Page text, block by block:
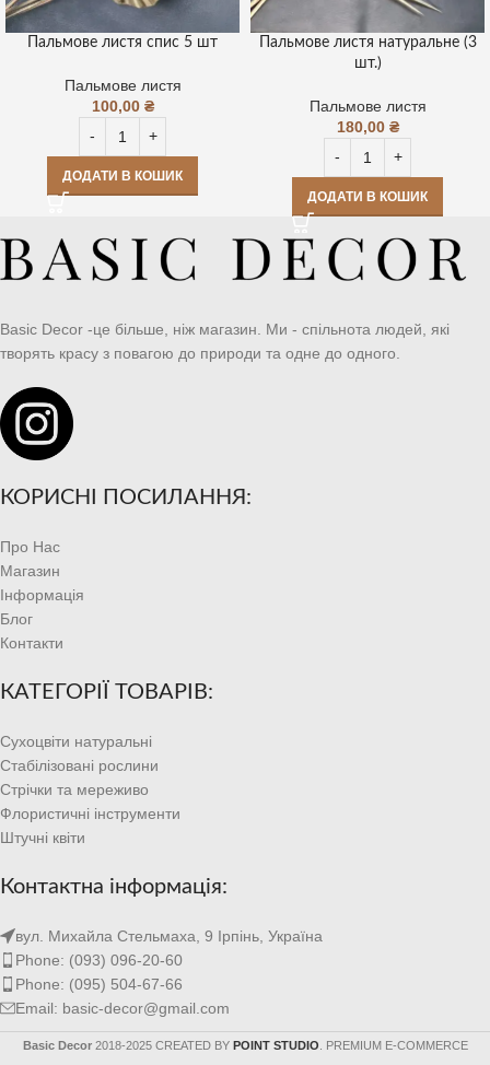
Пальмове листя спис 5 шт
Пальмове листя
100,00 ₴
ДОДАТИ В КОШИК
Пальмове листя натуральне (3
шт.)
Пальмове листя
180,00 ₴
ДОДАТИ В КОШИК
Basic Decor -це більше, ніж магазин. Ми - спільнота людей, які
творять красу з повагою до природи та одне до одного.
КОРИСНІ ПОСИЛАННЯ:
Про Нас
Магазин
Інформація
Блог
Контакти
КАТЕГОРІЇ ТОВАРІВ:
Сухоцвіти натуральні
Стабілізовані рослини
Стрічки та мереживо
Флористичні інструменти
Штучні квіти
Контактна інформація:
вул. Михайла Стельмаха, 9 Ірпінь, Україна
Phone: (093) 096-20-60
Phone: (095) 504-67-66
Email: basic-decor@gmail.com
Basic Decor 2018-2025 CREATED BY POINT STUDIO . PREMIUM E-COMMERCE